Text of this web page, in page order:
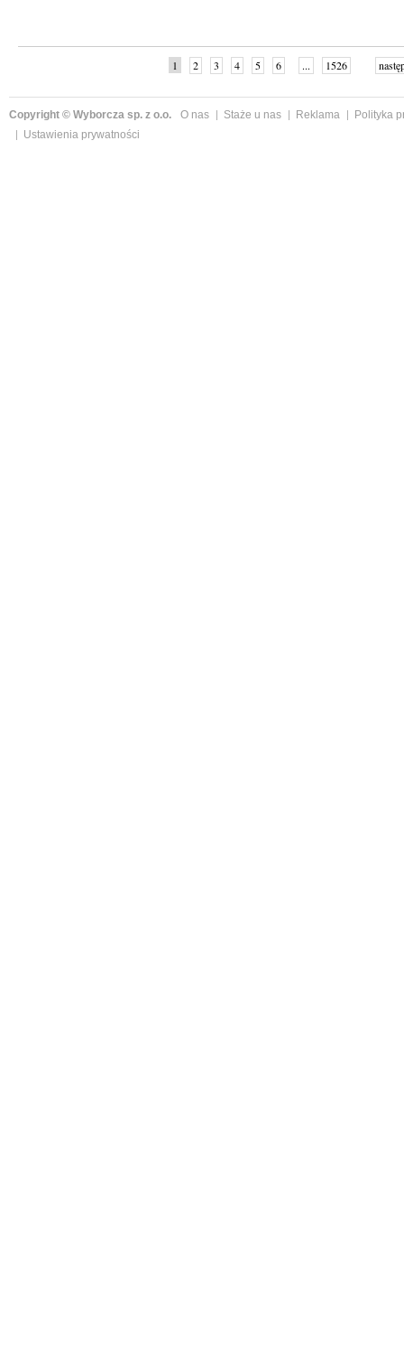
1 2 3 4 5 6 ... 1526
Copyright © Wyborcza sp. z o.o. O nas Staże u nas Reklama
Polityka
Ustawienia prywatności